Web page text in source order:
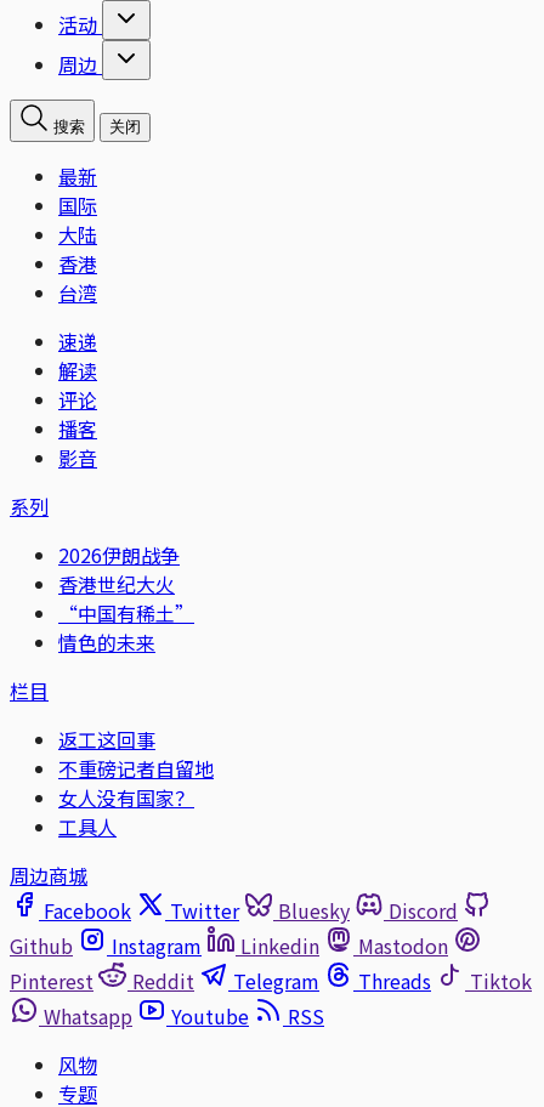
活动
周边
搜索 关闭
最新
国际
大陆
香港
台湾
速递
解读
评论
播客
影音
系列
2026伊朗战争
香港世纪大火
“中国有稀土”
情色的未来
栏目
返工这回事
不重磅记者自留地
女人没有国家？
工具人
周边商城
Facebook
Twitter Bluesky
Discord
Github
Instagram Linkedin
Mastodon
Pinterest
Reddit Telegram Threads
Tiktok
Whatsapp
Youtube
RSS
风物
专题